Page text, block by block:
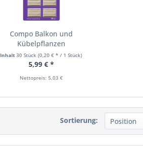
Compo Balkon und
Kübelpflanzen
Düngestäbchen...
Inhalt30 Stück(0,20 € * / 1 Stück)
5,99 € *
Nettopreis: 5,03 €
Sortierung: